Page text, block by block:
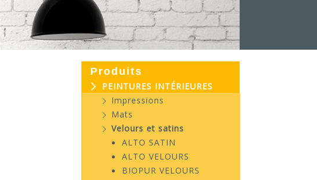
Produits
PEINTURES INTÉRIEURES
Impressions
Mats
Velours et satins
ALTO SATIN
ALTO VELOURS
BIOPUR VELOURS